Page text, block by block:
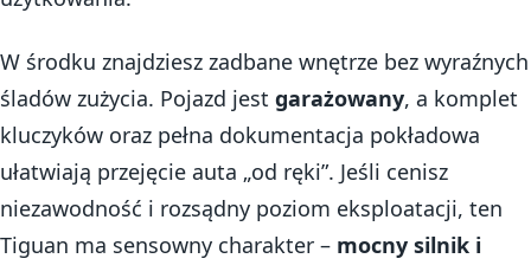
W środku znajdziesz zadbane wnętrze bez wyraźnych
śladów zużycia. Pojazd jest garażowany, a komplet
kluczyków oraz pełna dokumentacja pokładowa
ułatwiają przejęcie auta „od ręki”. Jeśli cenisz
niezawodność i rozsądny poziom eksploatacji, ten
Tiguan ma sensowny charakter – mocny silnik i